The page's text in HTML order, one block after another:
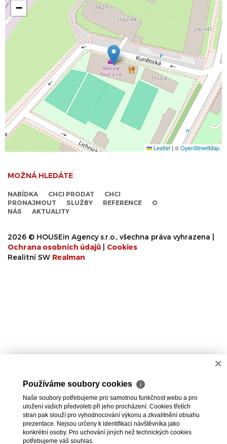
−
Leaflet | ©OpenStreetMap
MOŽNÁ HLEDÁTE
NABÍDKA CHCI PRODAT
CHCI
PRONAJMOUT
SLUŽBY REFERENCE
O
NÁS
AKTUALITY
2026 © HOUSEin Agency s.r.o., všechna práva vyhrazena |
Ochrana osobních údajů
Cookies
Realitní SW Realman
×
Používáme soubory cookies ℹ
Naše soubory potřebujeme pro samotnou funkčnost webu a pro
uložení vašich předvoleb při jeho procházení. Cookies třetích
stran pak slouží pro vyhodnocování výkonu a zkvalitnění obsahu
prezentace. Nejsou určeny k identifikaci návštěvníka jako
konkrétní osoby. Pro uchování jiných než technických cookies
potřebujeme váš souhlas.